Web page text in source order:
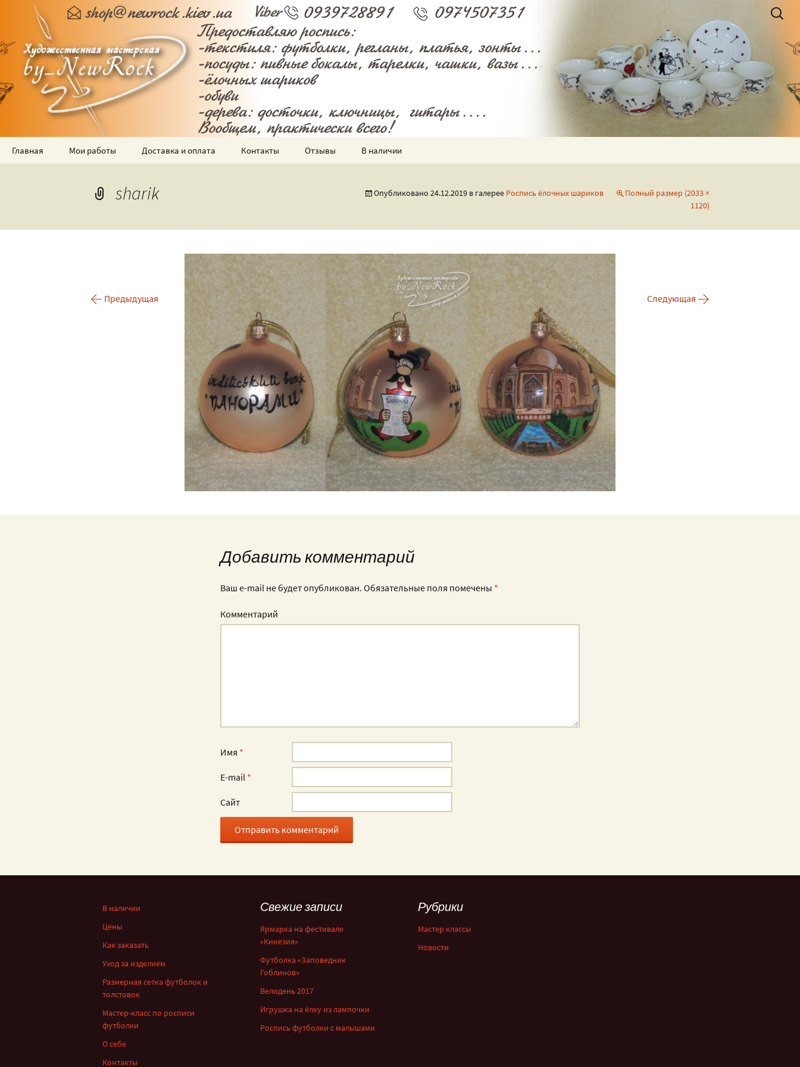
Художественная мастерская by_NewRock
Роспись текстиля, посуды и всякого разного!
Главная Мои работы
футболок
Ручная роспись по
Доставка и оплата Контакты Отзывы В наличии
Найти:
sharik Опубликовано 24.12.2019 в галерее Роспись ёлочных шариков
Полный размер (2033 ×
1120)
← Предыдущая Следующая →
Добавить комментарий
Ваш e-mail не будет опубликован. Обязательные поля помечены *
Комментарий
Имя *
E-mail *
Сайт
В наличии
Цены
Как заказать
Уход за изделием
Размерная сетка футболок и
толстовок
Мастер-класс по росписи
футболки
О себе
Контакты
Свежие записи
Ярмарка на фестивале
«Кинезия»
Футболка «Заповедник
Гоблинов»
Велодень 2017
Игрушка на ёлку из лампочки
Роспись футболки с малышами
Рубрики
Мастер классы
Новости